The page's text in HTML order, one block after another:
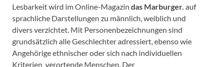
Lesbarkeit wird im Online-Magazin das Marburger. auf
sprachliche Darstellungen zu männlich, weiblich und
divers verzichtet. Mit Personenbezeichnungen sind
grundsätzlich alle Geschlechter adressiert, ebenso wie
Angehörige ethnischer oder sich nach individuellen
Kriterien verortende Menschen. Der